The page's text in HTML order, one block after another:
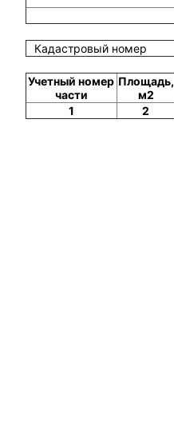
Кадастровый номер
Учетный номер
части
Площадь,
м2
1
2